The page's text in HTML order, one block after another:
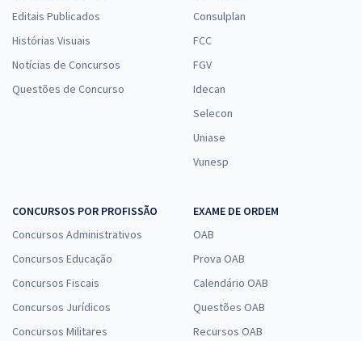
Editais Publicados
Histórias Visuais
Notícias de Concursos
Questões de Concurso
Consulplan
FCC
FGV
Idecan
Selecon
Uniase
Vunesp
CONCURSOS POR PROFISSÃO
Concursos Administrativos
Concursos Educação
Concursos Fiscais
Concursos Jurídicos
Concursos Militares
EXAME DE ORDEM
OAB
Prova OAB
Calendário OAB
Questões OAB
Recursos OAB